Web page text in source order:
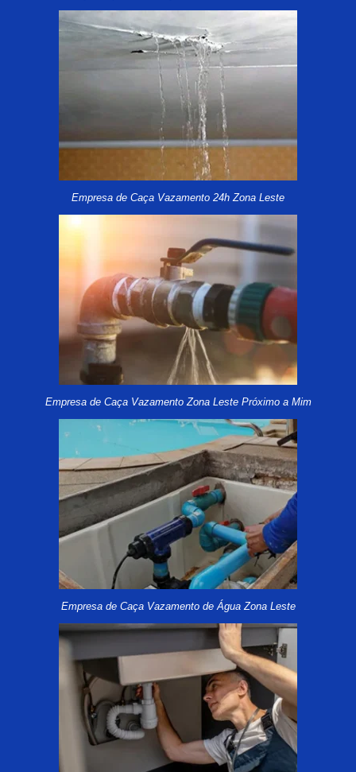
Empresa de Caça Vazamento 24h Zona Leste
Empresa de Caça Vazamento Zona Leste Próximo a Mim
Empresa de Caça Vazamento de Água Zona Leste